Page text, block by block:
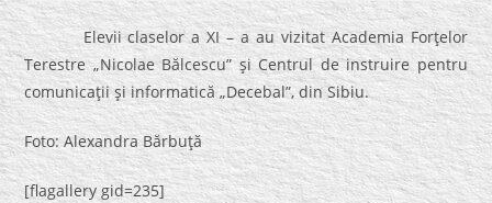
Elevii claselor a XI – a au vizitat Academia Forţelor
Terestre „Nicolae Bălcescu” şi Centrul de instruire pentru
comunicaţii şi informatică „Decebal”, din Sibiu.
Foto: Alexandra Bărbuţă
[flagallery gid=235]